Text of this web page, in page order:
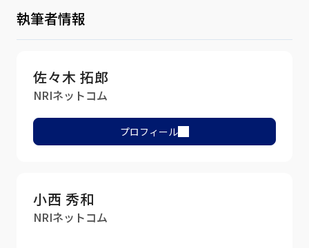
執筆者情報
佐々木 拓郎
NRIネットコム
プロフィール
小西 秀和
NRIネットコム